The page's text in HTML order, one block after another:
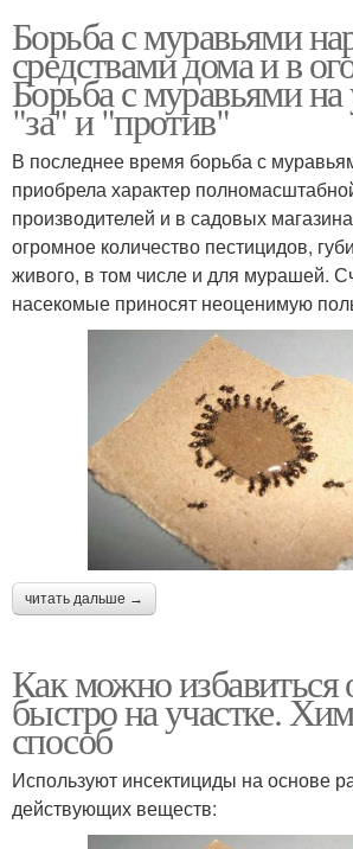
Борьба с муравьями
средствами дома и в
Борьба с муравьями на
"за" и "против"
В последнее время борьба с
приобрела характер
производителей и в садовых
огромное количество пестицидов,
живого, в том числе и для мурашей.
насекомые приносят неоценимую
читать дальше →
Как можно избавиться
быстро на участке.
способ
Используют инсектициды на основе
действующих веществ: